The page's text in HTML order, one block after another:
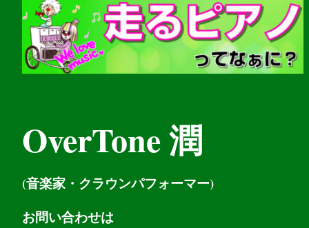
OverTone 潤
(音楽家・クラウンパフォーマー)
お問い合わせは